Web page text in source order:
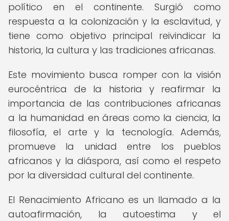
político en el continente. Surgió como
respuesta a la colonización y la esclavitud, y
tiene como objetivo principal reivindicar la
historia, la cultura y las tradiciones africanas.
Este movimiento busca romper con la visión
eurocéntrica de la historia y reafirmar la
importancia de las contribuciones africanas
a la humanidad en áreas como la ciencia, la
filosofía, el arte y la tecnología. Además,
promueve la unidad entre los pueblos
africanos y la diáspora, así como el respeto
por la diversidad cultural del continente.
El Renacimiento Africano es un llamado a la
autoafirmación, la autoestima y el